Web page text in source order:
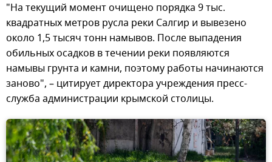
"На текущий момент очищено порядка 9 тыс.
квадратных метров русла реки Салгир и вывезено
около 1,5 тысяч тонн намывов. После выпадения
обильных осадков в течении реки появляются
намывы грунта и камни, поэтому работы начинаются
заново", – цитирует директора учреждения пресс-
служба администрации крымской столицы.